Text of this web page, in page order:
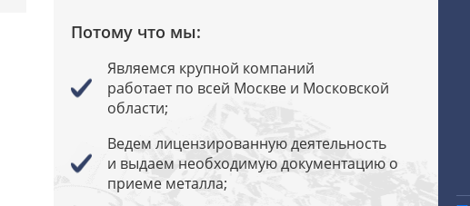
Потому что мы:
Являемся крупной компаний
работает по всей Москве и Московской
области;
Ведем лицензированную деятельность
и выдаем необходимую документацию о
приеме металла;